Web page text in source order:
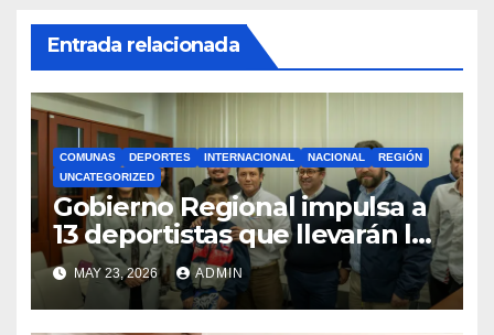
Entrada relacionada
COMUNAS DEPORTES INTERNACIONAL NACIONAL
REGIÓN
UNCATEGORIZED
Gobierno Regional impulsa a
13 deportistas que llevarán la
bandera maulina a
competencias
internacionales
MAY 23, 2026 ADMIN